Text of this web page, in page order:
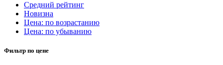
Средний рейтинг
Новизна
Цена: по возрастанию
Цена: по убыванию
Фильтр по цене